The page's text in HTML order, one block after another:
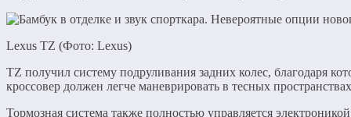
Lexus TZ (Фото: Lexus)
TZ получил систему подруливания задних колес, благодаря
кроссовер должен легче маневрировать в тесных
Тормозная система также полностью управляется